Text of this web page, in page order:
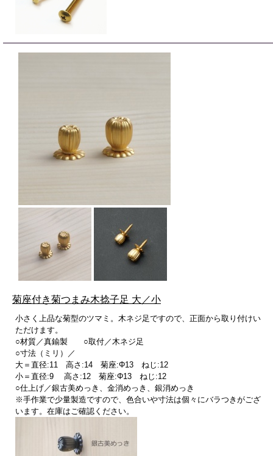
菊座付き菊つまみ木捻子足 大／小
小さく上品な菊型のツマミ。木ネジ足ですので、正面から取り付けい
ただけます。
○材質／真鍮製 ○取付／木ネジ足
○寸法（ミリ）／
大＝直径:11 高さ:14 菊座:Φ13 ねじ:12
小＝直径:9 高さ:12 菊座:Φ13 ねじ:12
○仕上げ／銀古美めっき、金消めっき、銀消めっき
※手作業で少量製造ですので、色合いや寸法は個々にバラつきがござ
います。在庫はご確認ください。